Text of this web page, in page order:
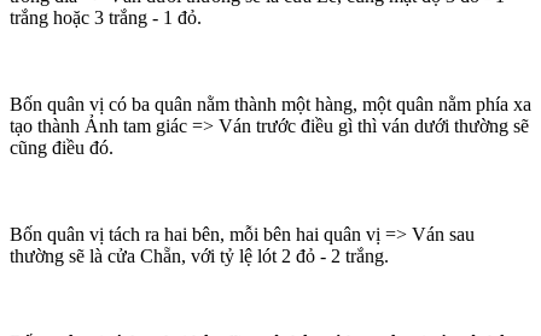
trắng hoặc 3 trắng - 1 đỏ.
Bốn quân vị có ba quân nằm thành một hàng, một quân nằm phía xa
tạo thành Ảnh tam giác => Ván trước điều gì thì ván dưới thường sẽ
cũng điều đó.
Bốn quân vị tách ra hai bên, mỗi bên hai quân vị => Ván sau
thường sẽ là cửa Chẵn, với tỷ lệ lót 2 đỏ - 2 trắng.